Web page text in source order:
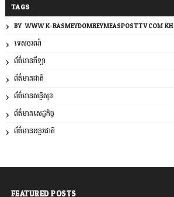
TAGS
BY: WWW.K-RASMEYDOMREYMEASPOSTTV.COM.KH
ទេសចរណ៍
ព័ត៌មានកីឡា
ព័ត៌មានជាតិ
ព័ត៌មានសន្តិសុខ
ព័ត៌មានសេដ្ឋកិច្ច
ព័ត៌មានអន្តរជាតិ
FEATURED POSTS